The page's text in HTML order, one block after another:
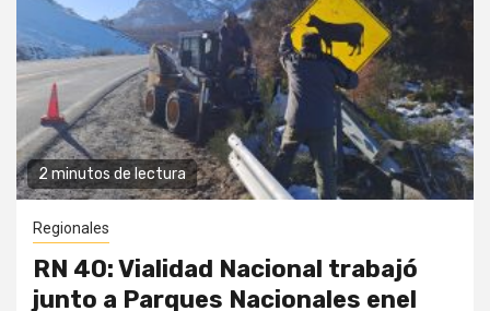
2 minutos de lectura
Regionales
RN 40: Vialidad Nacional trabajó
junto a Parques Nacionales enel